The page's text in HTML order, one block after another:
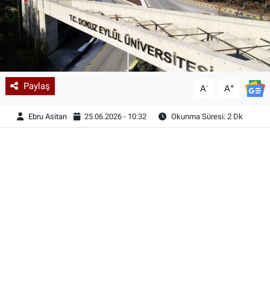
Paylaş A- A+
Ebru Asitan 25.06.2026 - 10:32 Okunma Süresi: 2 Dk